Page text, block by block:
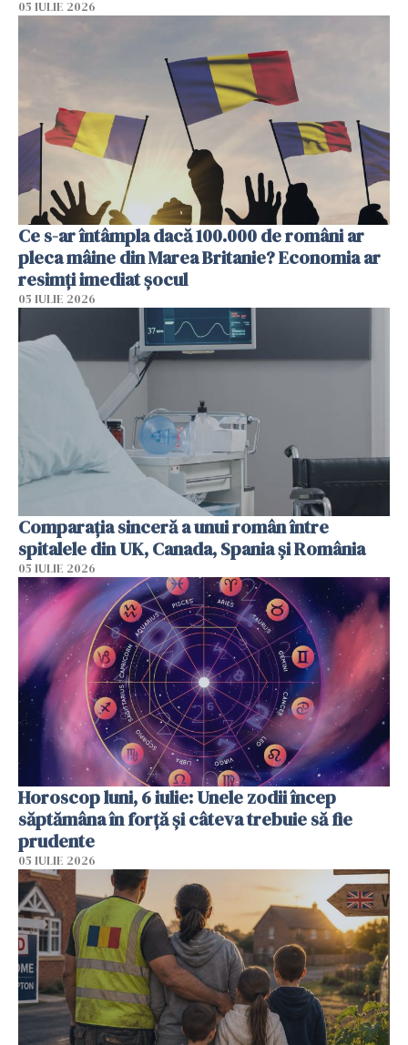
05 IULIE 2026
Ce s-ar întâmpla dacă 100.000 de români ar
pleca mâine din Marea Britanie? Economia ar
resimți imediat șocul
05 IULIE 2026
Comparația sinceră a unui român între
spitalele din UK, Canada, Spania și România
05 IULIE 2026
Horoscop luni, 6 iulie: Unele zodii încep
săptămâna în forță și câteva trebuie să fie
prudente
05 IULIE 2026